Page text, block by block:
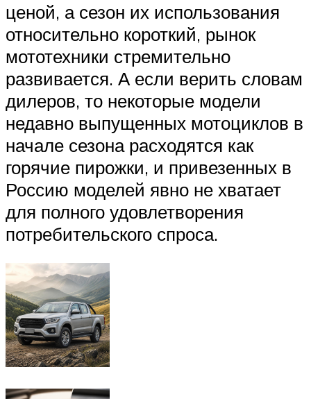
ценой, а сезон их использования
относительно короткий, рынок
мототехники стремительно
развивается. А если верить словам
дилеров, то некоторые модели
недавно выпущенных мотоциклов в
начале сезона расходятся как
горячие пирожки, и привезенных в
Россию моделей явно не хватает
для полного удовлетворения
потребительского спроса.